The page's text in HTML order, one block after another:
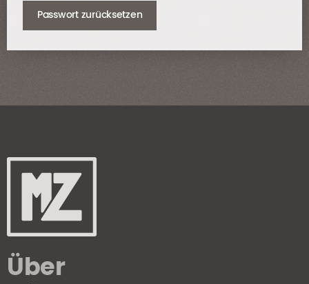
Passwort zurücksetzen
Über